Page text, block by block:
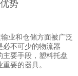
势
业和仓储方面被广泛
必不可少的物流器
要手段，塑料托盘
要的器具。